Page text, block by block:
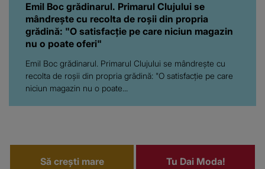
Emil Boc grădinarul. Primarul Clujului se
mândrește cu recolta de roșii din propria
grădină: "O satisfacție pe care niciun magazin
nu o poate oferi"
Emil Boc grădinarul. Primarul Clujului se mândrește cu
recolta de roșii din propria grădină: "O satisfacție pe care
niciun magazin nu o poate...
Să crești mare Tu Dai Moda!